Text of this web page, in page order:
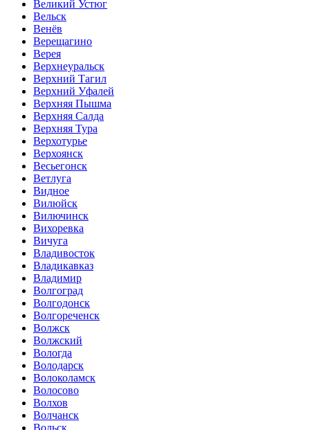
Великий Устюг
Вельск
Венёв
Верещагино
Верея
Верхнеуральск
Верхний Тагил
Верхний Уфалей
Верхняя Пышма
Верхняя Салда
Верхняя Тура
Верхотурье
Верхоянск
Весьегонск
Ветлуга
Видное
Вилюйск
Вилючинск
Вихоревка
Вичуга
Владивосток
Владикавказ
Владимир
Волгоград
Волгодонск
Волгореченск
Волжск
Волжский
Вологда
Володарск
Волоколамск
Волосово
Волхов
Волчанск
Вольск